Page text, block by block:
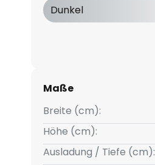
Dunkel
Maße
Breite (cm):
Höhe (cm):
Ausladung / Tiefe (cm):